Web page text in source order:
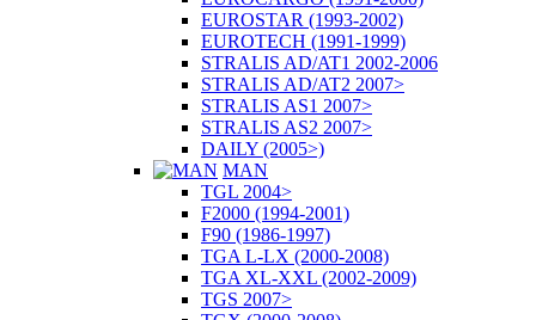
EUROSTAR (1993-2002)
EUROTECH (1991-1999)
STRALIS AD/AT1 2002-2006
STRALIS AD/AT2 2007>
STRALIS AS1 2007>
STRALIS AS2 2007>
DAILY (2005>)
MAN
TGL 2004>
F2000 (1994-2001)
F90 (1986-1997)
TGA L-LX (2000-2008)
TGA XL-XXL (2002-2009)
TGS 2007>